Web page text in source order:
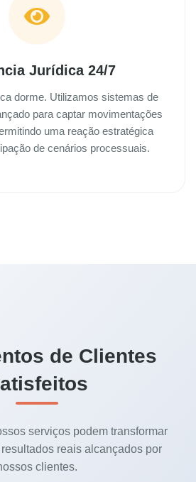
Jurídica 24/7
dorme. Utilizamos sistemas de
para captar movimentações
uma reação estratégica
de cenários processuais.
de Clientes
serviços podem transformar
reais alcançados por
clientes.